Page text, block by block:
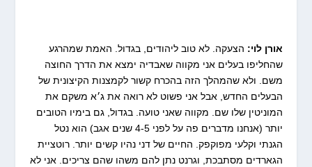
אורן לוי: הצעקה. לא טוב ליהודים, בגדול. האמת שמהרגע
שהחליפו בעלים אני מקווה שאבדיה ימצא את הדרך החוצה
משם. ולא שהמהלך הזה בהכרח קשור לקמצנות הקיצונית של
הבעלים החדש, אבל אני פשוט לא רואה את ג׳א משקם את
המוניטין שלו שם. מקווה שאני טועה. בגדול, גם בימיו הטובים
יותר (אנחנו מדברים פה על לפני 4-5 שנים אגב) הוא נטל
הגנתי וקלעי מפוקפק. החיים של דני נהיו קשים יותר. רוטציית
הגארדים מסתבכת, וגרנט נתן להם משהו שהם צריכים. אני לא